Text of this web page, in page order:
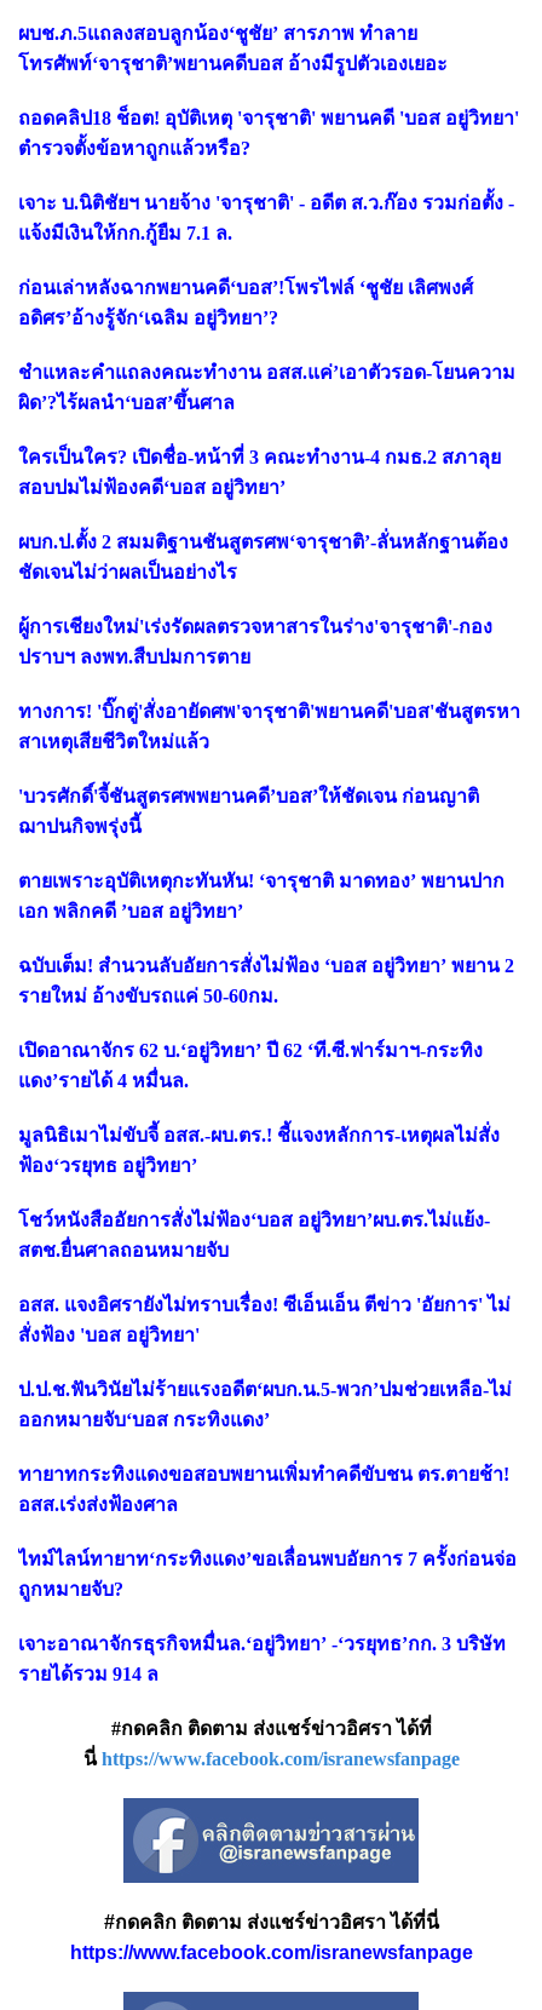
ผบช.ภ.5แถลงสอบลูกน้อง‘ชูชัย’ สารภาพ ทำลาย
โทรศัพท์‘จารุชาติ’พยานคดีบอส อ้างมีรูปตัวเองเยอะ
ถอดคลิป18 ช็อต! อุบัติเหตุ 'จารุชาติ' พยานคดี 'บอส อยู่วิทยา'
ตำรวจตั้งข้อหาถูกแล้วหรือ?
เจาะ บ.นิติชัยฯ นายจ้าง 'จารุชาติ' - อดีต ส.ว.ก๊อง รวมก่อตั้ง -
แจ้งมีเงินให้กก.กู้ยืม 7.1 ล.
ก่อนเล่าหลังฉากพยานคดี‘บอส’!โพรไฟล์ ‘ชูชัย เลิศพงศ์
อดิศร’อ้างรู้จัก‘เฉลิม อยู่วิทยา’?
ชำแหละคำแถลงคณะทำงาน อสส.แค่’เอาตัวรอด-โยนความ
ผิด’?ไร้ผลนำ‘บอส’ขึ้นศาล
ใครเป็นใคร? เปิดชื่อ-หน้าที่ 3 คณะทำงาน-4 กมธ.2 สภาลุย
สอบปมไม่ฟ้องคดี‘บอส อยู่วิทยา’
ผบก.ป.ตั้ง 2 สมมติฐานชันสูตรศพ‘จารุชาติ’-ลั่นหลักฐานต้อง
ชัดเจนไม่ว่าผลเป็นอย่างไร
ผู้การเชียงใหม่'เร่งรัดผลตรวจหาสารในร่าง'จารุชาติ'-กอง
ปราบฯ ลงพท.สืบปมการตาย
ทางการ! 'บิ๊กตู่'สั่งอายัดศพ'จารุชาติ'พยานคดี'บอส'ชันสูตรหา
สาเหตุเสียชีวิตใหม่แล้ว
'บวรศักดิ์'จี้ชันสูตรศพพยานคดี’บอส’ให้ชัดเจน ก่อนญาติ
ฌาปนกิจพรุ่งนี้
ตายเพราะอุบัติเหตุกะทันหัน! ‘จารุชาติ มาดทอง’ พยานปาก
เอก พลิกคดี ’บอส อยู่วิทยา’
ฉบับเต็ม! สำนวนลับอัยการสั่งไม่ฟ้อง ‘บอส อยู่วิทยา’ พยาน 2
รายใหม่ อ้างขับรถแค่ 50-60กม.
เปิดอาณาจักร 62 บ.‘อยู่วิทยา’ ปี 62 ‘ที.ซี.ฟาร์มาฯ-กระทิง
แดง’รายได้ 4 หมื่นล.
มูลนิธิเมาไม่ขับจี้ อสส.-ผบ.ตร.! ชี้แจงหลักการ-เหตุผลไม่สั่ง
ฟ้อง‘วรยุทธ อยู่วิทยา’
โชว์หนังสืออัยการสั่งไม่ฟ้อง‘บอส อยู่วิทยา’ผบ.ตร.ไม่แย้ง-
สตช.ยื่นศาลถอนหมายจับ
อสส. แจงอิศรายังไม่ทราบเรื่อง! ซีเอ็นเอ็น ตีข่าว 'อัยการ' ไม่
สั่งฟ้อง 'บอส อยู่วิทยา'
ป.ป.ช.ฟันวินัยไม่ร้ายแรงอดีต‘ผบก.น.5-พวก’ปมช่วยเหลือ-ไม่
ออกหมายจับ‘บอส กระทิงแดง’
ทายาทกระทิงแดงขอสอบพยานเพิ่มทำคดีขับชน ตร.ตายช้า!
อสส.เร่งส่งฟ้องศาล
ไทม์ไลน์ทายาท‘กระทิงแดง’ขอเลื่อนพบอัยการ 7 ครั้งก่อนจ่อ
ถูกหมายจับ?
เจาะอาณาจักรธุรกิจหมื่นล.‘อยู่วิทยา’ -‘วรยุทธ’กก. 3 บริษัท
รายได้รวม 914 ล
#กดคลิก ติดตาม ส่งแชร์ข่าวอิศรา ได้ที่
นี่ https://www.facebook.com/isranewsfanpage
#กดคลิก ติดตาม ส่งแชร์ข่าวอิศรา ได้ที่นี่
https://www.facebook.com/isranewsfanpage